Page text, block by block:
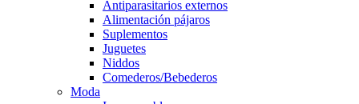
Antiparasitarios externos
Alimentación pájaros
Suplementos
Juguetes
Niddos
Comederos/Bebederos
Moda